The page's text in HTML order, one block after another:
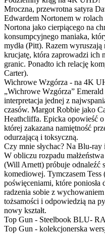
Mroczna, przewrotna satyra
Edwardem Nortonem w
Nortona jako cierpiącego na
konsumpcyjnego maniaka,
mydła (Pitt). Razem
krucjatę, która zaprowadzi ich
granic. Ponadto ich relację
Carter).
Wichrowe Wzgórza - na 4K
„Wichrowe Wzgórza”
interpretacja jednej z
czasów. Margot Robbie jako
Heathcliffa. Epicka opowieść
której zakazana namiętność
odurzającą i toksyczną.
Czy mnie słychac? Na Blu-
W obliczu rozpadu
(Will Arnett) próbuje odnaleźć
komediowej. Tymczasem
poświęceniami, które
radzenia sobie z
tożsamości i odpowiedzią na
nowy kształt.
Top Gun - Steelbook BLU-
Top Gun - kolekcjonerska